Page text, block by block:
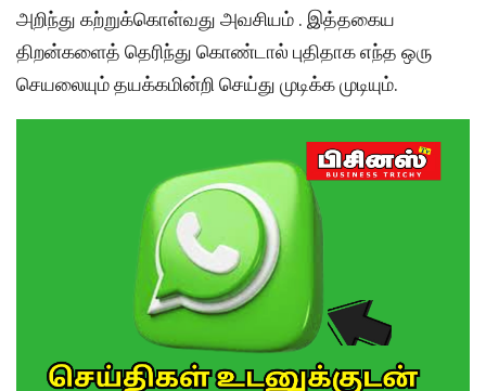
அறிந்து கற்றுக்கொள்வது அவசியம் . இத்தகைய
திறன்களைத் தெரிந்து கொண்டால் புதிதாக எந்த ஒரு
செயலையும் தயக்கமின்றி செய்து முடிக்க முடியும்.